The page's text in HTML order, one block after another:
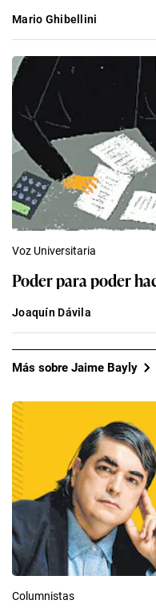
Mario Ghibellini
Voz Universitaria
Poder para poder
Joaquín Dávila
Más sobre Jaime Bayly
Columnistas